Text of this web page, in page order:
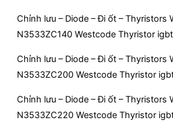
Chỉnh lưu – Diode – Đi ốt – Thyristors
N3533ZC140 Westcode Thyristor
Chỉnh lưu – Diode – Đi ốt – Thyristors
N3533ZC200 Westcode Thyristor
Chỉnh lưu – Diode – Đi ốt – Thyristors
N3533ZC220 Westcode Thyristor